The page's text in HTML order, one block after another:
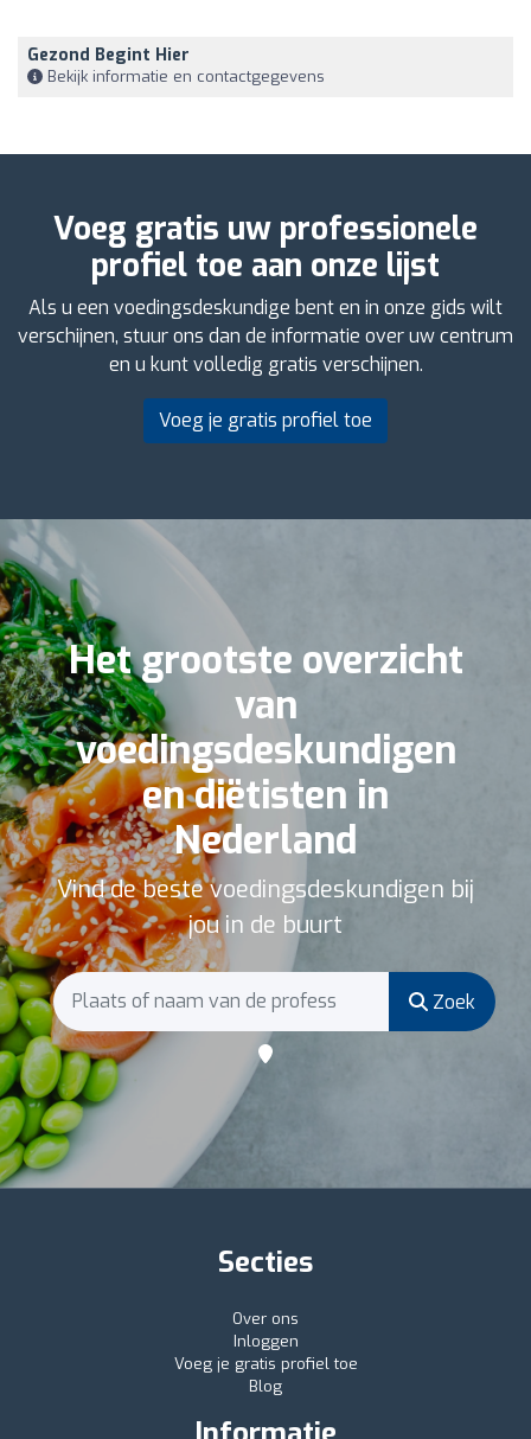
Gezond Begint Hier
Bekijk informatie en contactgegevens
Voeg gratis uw professionele
profiel toe aan onze lijst
Als u een voedingsdeskundige bent en in onze gids wilt
verschijnen, stuur ons dan de informatie over uw centrum
en u kunt volledig gratis verschijnen.
Voeg je gratis profiel toe
Het grootste overzicht
van
voedingsdeskundigen
en diëtisten in
Nederland
Vind de beste voedingsdeskundigen bij
jou in de buurt
Zoek
Secties
Over ons
Inloggen
Voeg je gratis profiel toe
Blog